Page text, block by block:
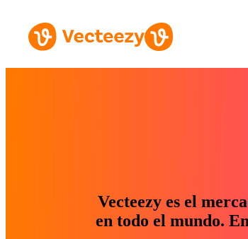
Vecteezy es el
en todo el mundo.